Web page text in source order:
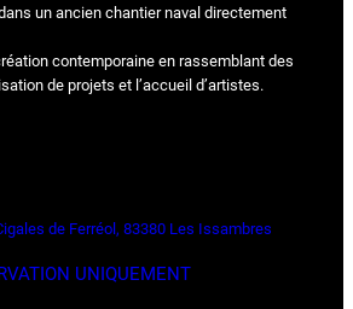
un ancien chantier naval directement
contemporaine en rassemblant des
de projets et l’accueil d’artistes.
de Ferréol, 83380 Les Issambres
UNIQUEMENT